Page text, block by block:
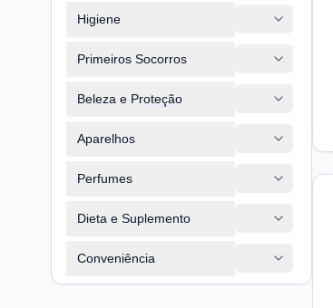
Higiene
Primeiros Socorros
Beleza e Proteção
Aparelhos
Perfumes
Dieta e Suplemento
Conveniência